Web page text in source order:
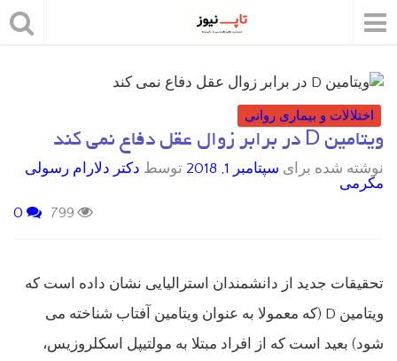
اختلالات و بیماری روانی
ویتامین D در برابر زوال عقل دفاع نمی کند
نوشته شده برای سپتامبر 1, 2018 توسط دکتر دلارام رسولی
مکرمی
799
تحقیقات جدید از دانشمندان استرالیایی نشان داده است که
ویتامین D (که معمولا به عنوان ویتامین آفتاب شناخته می
شود) بعید است که از افراد مبتلا به مولتیپل اسکلروزیس،